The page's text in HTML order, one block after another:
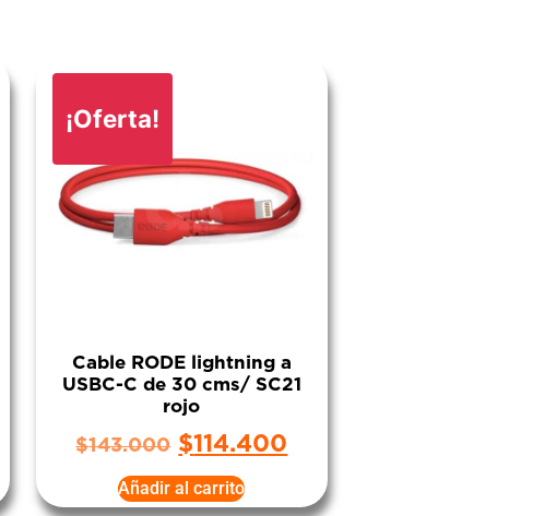
¡Oferta!
Cable RODE lightning a
USBC-C de 30 cms/ SC21
rojo
$143.000 $114.400
Añadir al carrito